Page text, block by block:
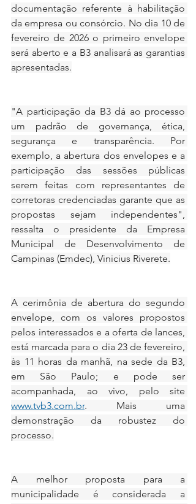
documentação referente à habilitação
da empresa ou consórcio. No dia 10 de
fevereiro de 2026 o primeiro envelope
será aberto e a B3 analisará as garantias
apresentadas.
"A participação da B3 dá ao processo
um padrão de governança, ética,
segurança e transparência. Por
exemplo, a abertura dos envelopes e a
participação das sessões públicas
serem feitas com representantes de
corretoras credenciadas garante que as
propostas sejam independentes",
ressalta o presidente da Empresa
Municipal de Desenvolvimento de
Campinas (Emdec), Vinicius Riverete.
A cerimônia de abertura do segundo
envelope, com os valores propostos
pelos interessados e a oferta de lances,
está marcada para o dia 23 de fevereiro,
às 11 horas da manhã, na sede da B3,
em São Paulo; e pode ser
www.tvb3.com.br. Mais uma
demonstração da robustez do
processo.
A melhor proposta para a
municipalidade é considerada a